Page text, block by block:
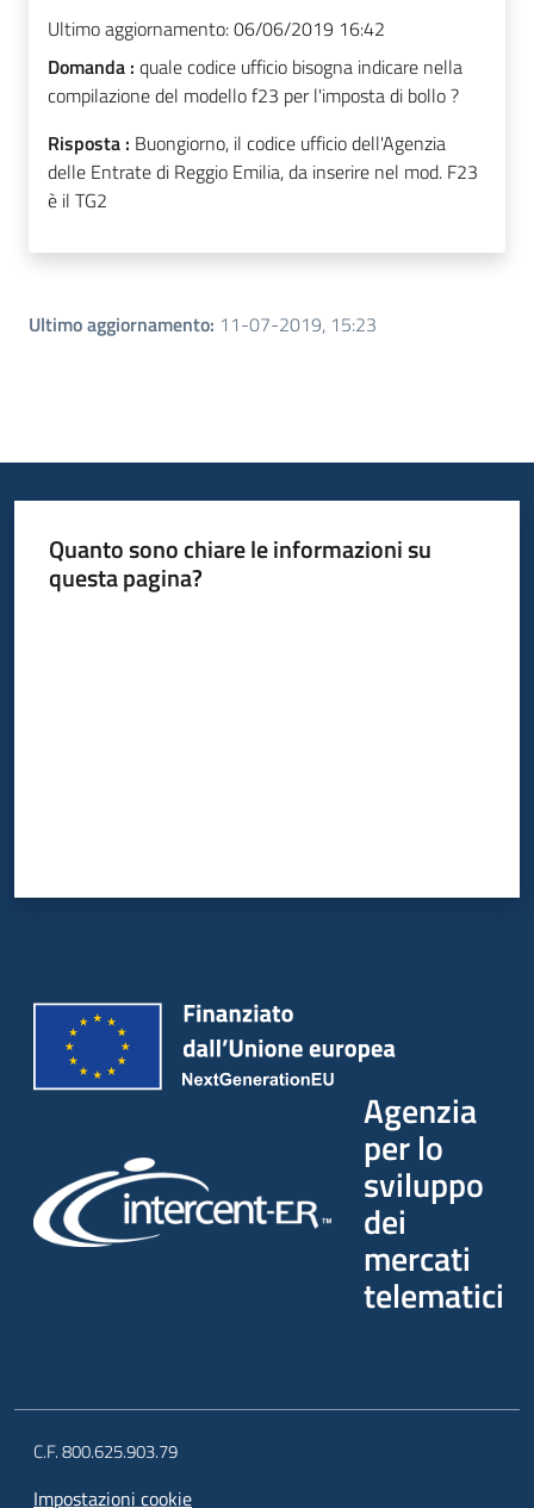
Ultimo aggiornamento:06/06/2019 16:42
Domanda : quale codice ufficio bisogna indicare nella
compilazione del modello f23 per l'imposta di bollo ?
Risposta : Buongiorno, il codice ufficio dell'Agenzia
delle Entrate di Reggio Emilia, da inserire nel mod. F23
è il TG2
Ultimo aggiornamento: 11-07-2019, 15:23
Quanto sono chiare le informazioni su
questa pagina?
Agenzia
per lo
sviluppo
dei
mercati
telematici
C.F. 800.625.903.79
Impostazioni cookie